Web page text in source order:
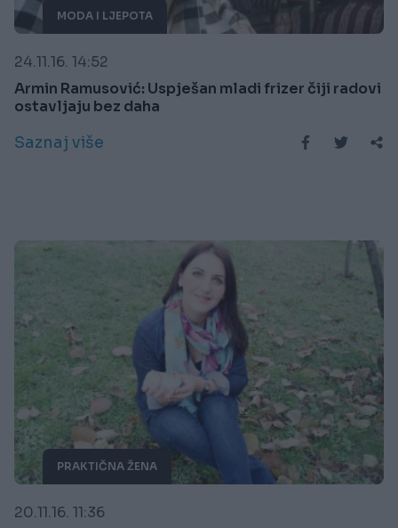
MODA I LJEPOTA
24.11.16. 14:52
Armin Ramusović: Uspješan mladi frizer čiji radovi
ostavljaju bez daha
Saznaj više
PRAKTIČNA ŽENA
20.11.16. 11:36